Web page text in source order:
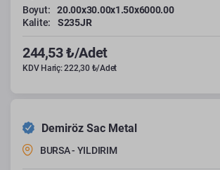
Boyut:
20.00x30.00x1.50x6000.00
Kalite:
S235JR
244,53 ₺/Adet
KDV Hariç: 222,30 ₺/Adet
Demiröz Sac Metal
BURSA - YILDIRIM